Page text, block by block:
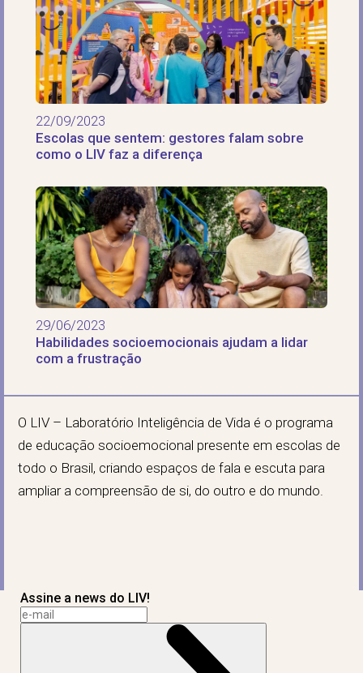
22/09/2023
Escolas que sentem: gestores falam sobre
como o LIV faz a diferença
29/06/2023
Habilidades socioemocionais ajudam a lidar
com a frustração
O LIV – Laboratório Inteligência de Vida é o programa
de educação socioemocional presente em escolas de
todo o Brasil, criando espaços de fala e escuta para
ampliar a compreensão de si, do outro e do mundo.
Assine a news do LIV!